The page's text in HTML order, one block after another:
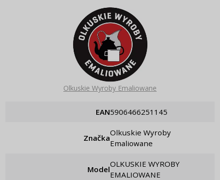
Olkuskie Wyroby Emaliowane
EAN 5906466251145
Značka
Olkuskie Wyroby
Emaliowane
Model
OLKUSKIE WYROBY
EMALIOWANE